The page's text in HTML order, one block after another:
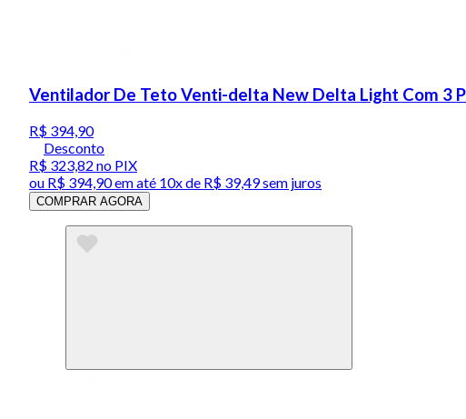
Ventilador De Teto Venti-delta New Delta Light Com 3
R$ 394,90
Desconto
R$ 323,82 no PIX
ou R$ 394,90em até 10x de R$ 39,49 sem juros
COMPRAR AGORA